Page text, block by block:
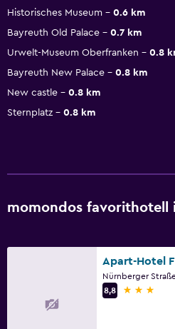
Historisches Museum
0.6 km
Bayreuth Old Palace
0.7 km
Urwelt-Museum Oberfranken
0.8
Bayreuth New Palace
0.8 km
New castle
0.8 km
Sternplatz
0.8 km
momondos favorithotell
8,8
3 stjärnor